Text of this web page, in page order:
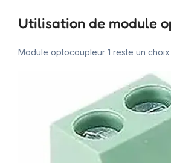
Utilisation de module
Module optocoupleur 1 reste un